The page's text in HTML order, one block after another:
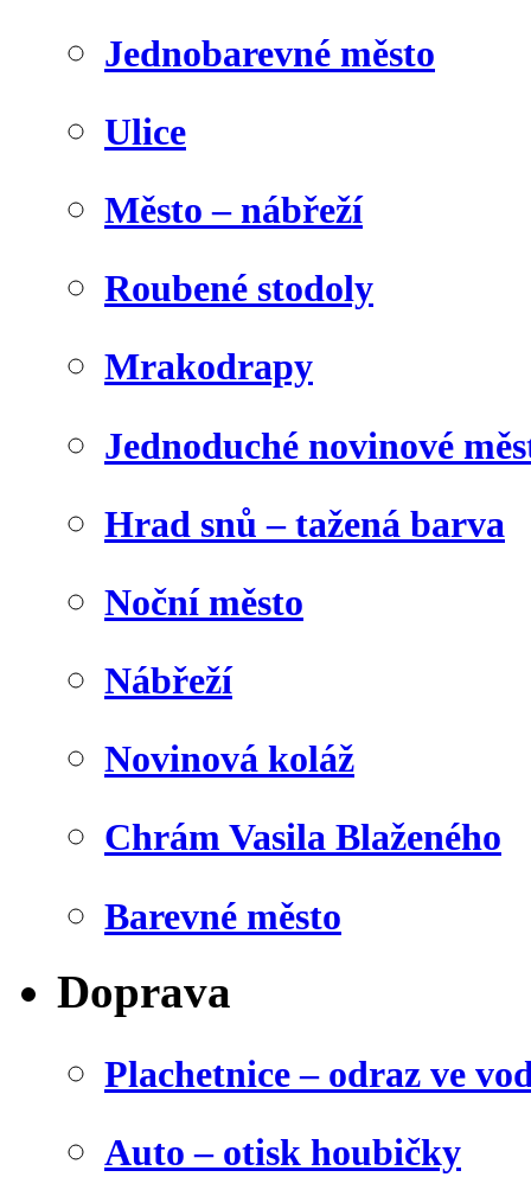
Jednobarevné město
Ulice
Město – nábřeží
Roubené stodoly
Mrakodrapy
Jednoduché novinové
Hrad snů – tažená barva
Noční město
Nábřeží
Novinová koláž
Chrám Vasila Blaženého
Barevné město
Doprava
Plachetnice – odraz ve
Auto – otisk houbičky